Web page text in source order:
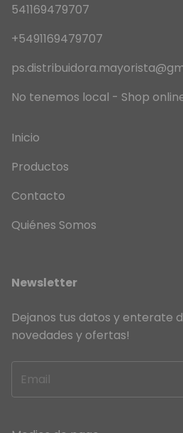
541169479707
+5491169479707
No tenemos local - Shop
Inicio
Productos
Contacto
Quiénes Somos
Newsletter
Dejanos tus datos y enterate
novedades y ofertas!